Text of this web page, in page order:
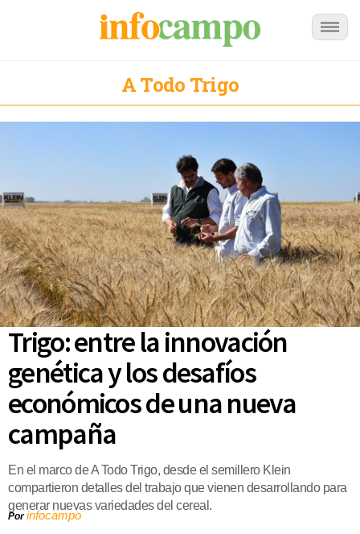
A Todo Trigo
Trigo: entre la innovación
genética y los desafíos
económicos de una nueva
campaña
En el marco de A Todo Trigo, desde el semillero Klein
compartieron detalles del trabajo que vienen desarrollando para
generar nuevas variedades del cereal.
Porinfocampo